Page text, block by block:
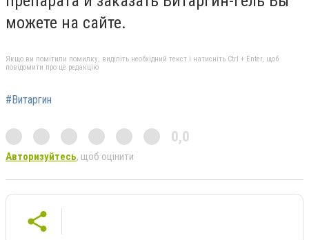
можете на сайте.
Якщо ви помітили помилку, виділіть необхідний текст і натисніть Ctrl + Enter, щоб
повідомити про це редакцію
#Витаргин
0,0
Авторизуйтесь, щоб оцінити